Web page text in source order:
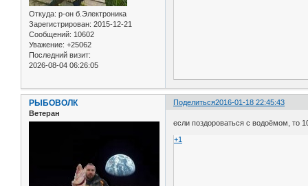
Откуда: р-он б.Электроника
Зарегистрирован: 2015-12-21
Сообщений: 10602
Уважение: +25062
Последний визит:
2026-08-04 06:26:05
Поделиться2016-01-18 22:45:43
РЫБОВОЛК
Ветеран
если поздороваться с водоёмом, то
+1